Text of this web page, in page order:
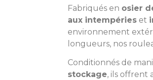
Fabriqués en osier
aux intempéries et
environnement
longueurs, nos
Conditionnés de
stockage, ils offrent